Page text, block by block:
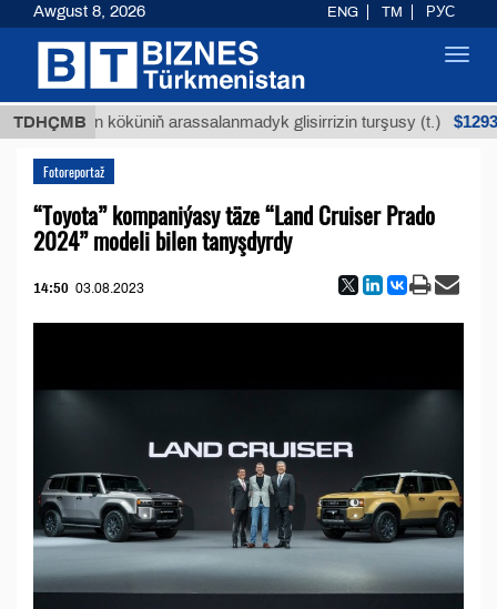
TDHÇMB
Buýan köküniň arassalanmadyk glisirrizin turşusy (t.) $12935,18
Fotoreportaž
“Toyota” kompaniýasy täze “Land Cruiser Prado
2024” modeli bilen tanyşdyrdy
14:50 03.08.2023
Awgust 8, 2026 ENG TM РУС